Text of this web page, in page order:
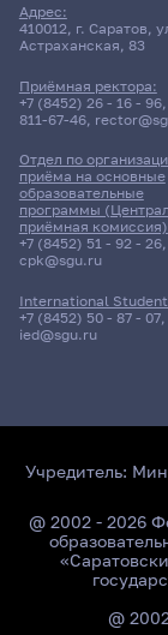
Адрес:
410012, г. Саратов,
Астраханская, 83
Приёмная ректора:
+7 (8452) 26 - 16 - 96,
811-67-46,
Отдел по
приёма на основные
образовательные
программы
приёмная
+7 (8452) 51 - 92 - 26,
cpk@sgu.ru
International
+7 (8452) 50 - 87 - 07,
ied@sgu.ru
Учредитель:
@ 2002 - 2026
@